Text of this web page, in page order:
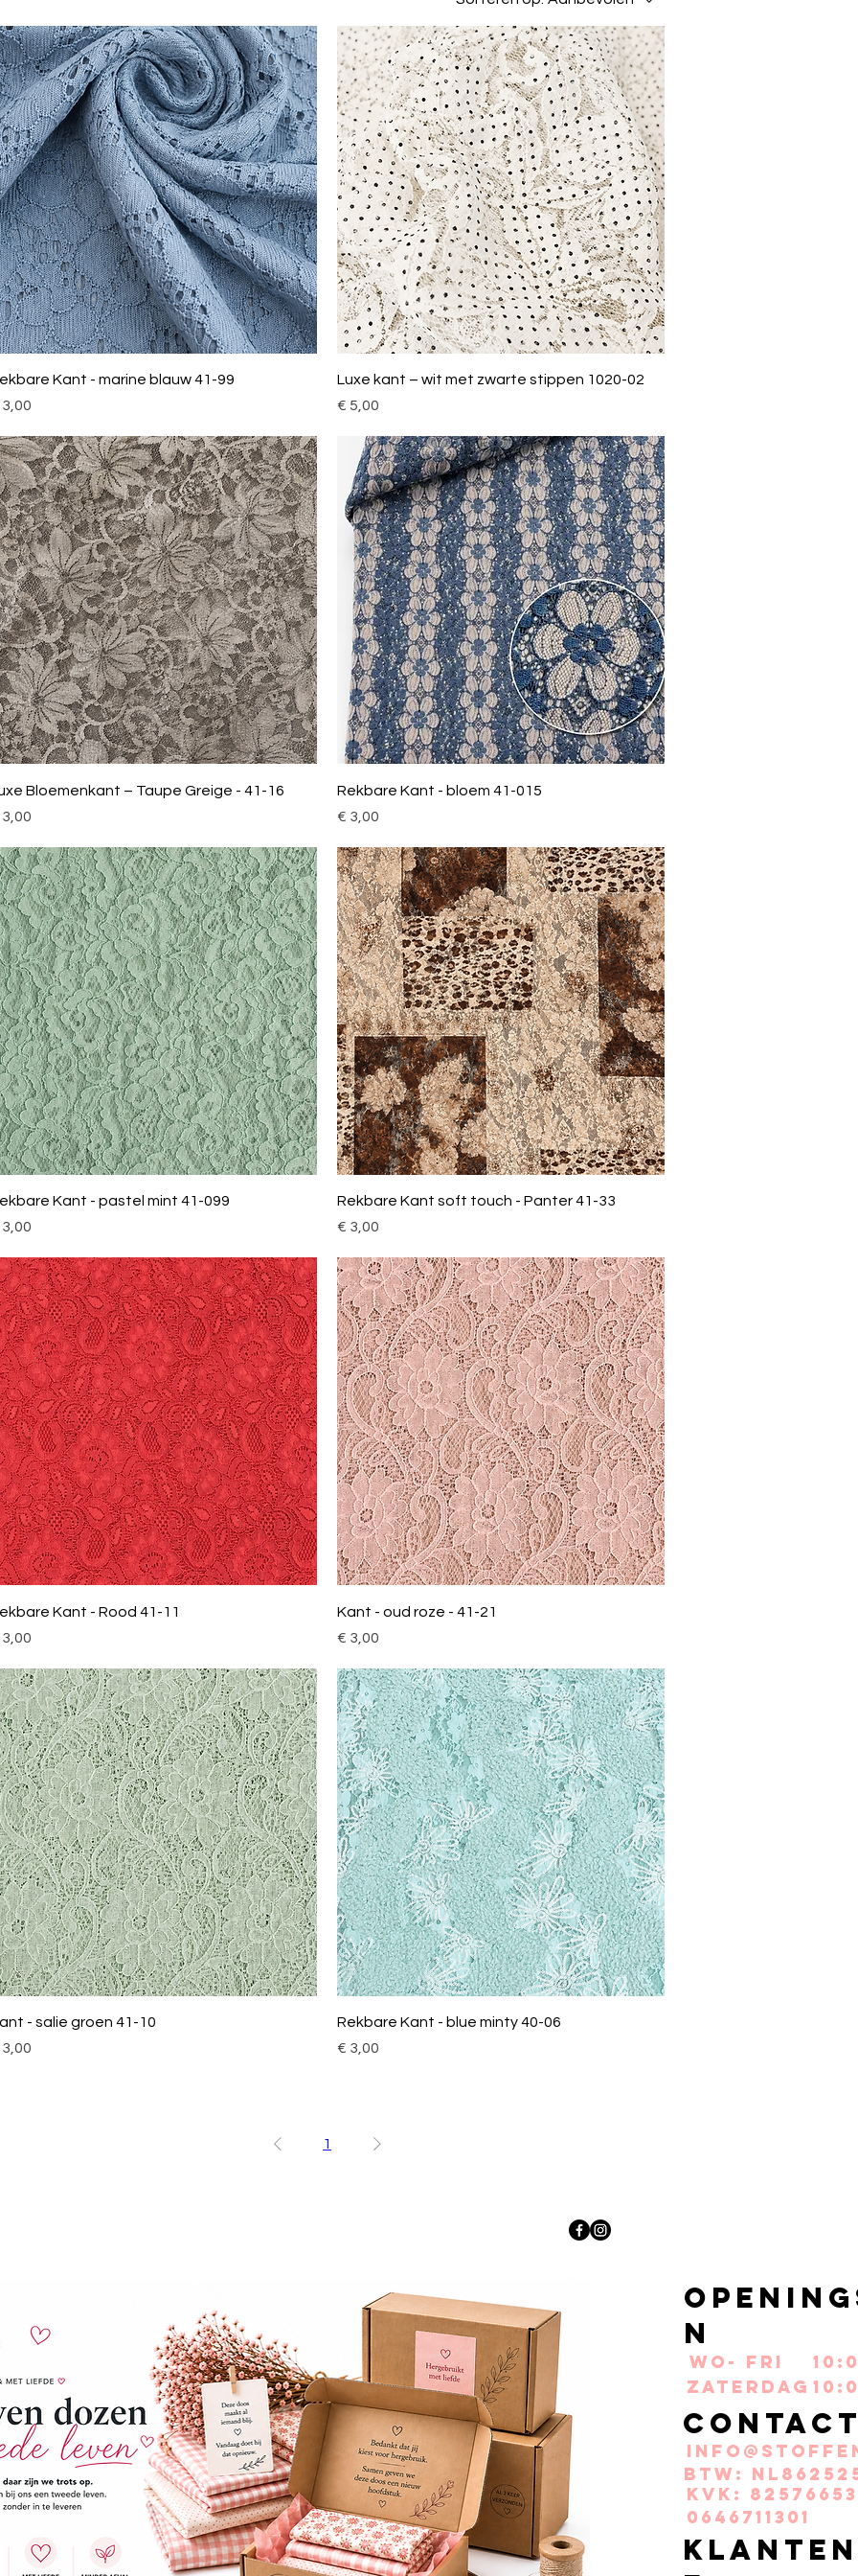
Kant - marine blauw 41-99
3,00
Luxe kant – wit met zwarte stippen 1020-02
Prijs
€ 5,00
Bloemenkant – Taupe Greige - 41-16
3,00
Rekbare Kant - bloem 41-015
Prijs
€ 3,00
Kant - pastel mint 41-099
3,00
Rekbare Kant soft touch - Panter 41-33
Prijs
€ 3,00
Kant - Rood 41-11
3,00
Kant - oud roze - 41-21
Prijs
€ 3,00
- salie groen 41-10
3,00
Rekbare Kant - blue minty 40-06
Prijs
€ 3,00
1
n
Wo- Fri
Zaterdag
BTW:
KvK: 82576653
0646711301